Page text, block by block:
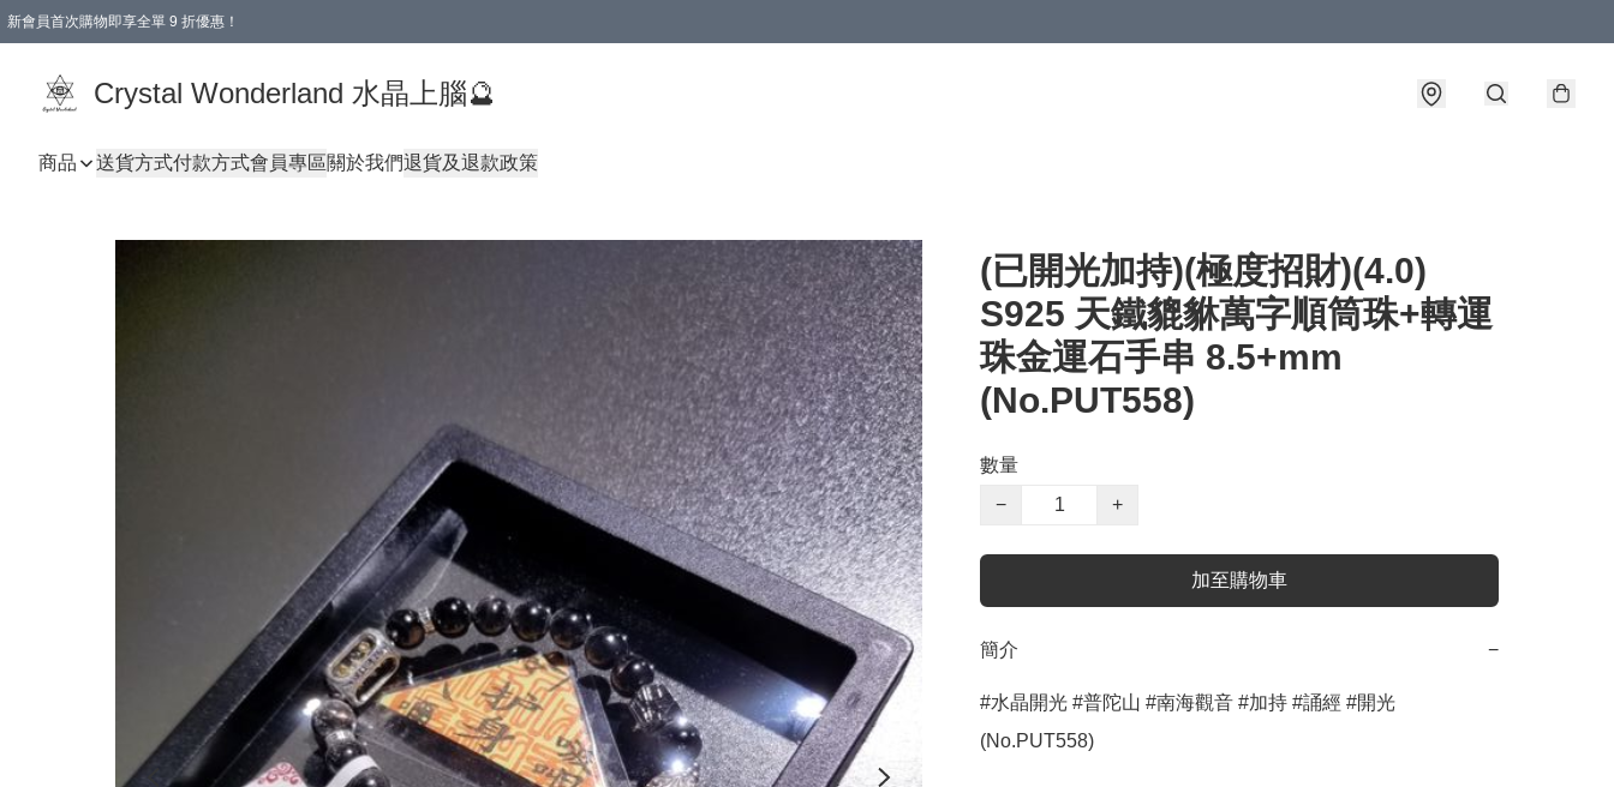
新會員首次購物即享全單 9 折優惠！
Crystal Wonderland 水晶上腦🔮
商品 送貨方式付款方式會員專區關於我們退貨及退款政策
(已開光加持)(極度招財)(4.0)
S925 天鐵貔貅萬字順筒珠+轉運
珠金運石手串 8.5+mm
(No.PUT558)
數量
−
+
加至購物車
簡介 −
#水晶開光 #普陀山 #南海觀音 #加持 #誦經 #開光
(No.PUT558)